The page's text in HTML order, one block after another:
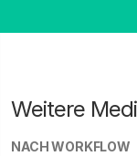
Weitere
NACH WORKFLOW